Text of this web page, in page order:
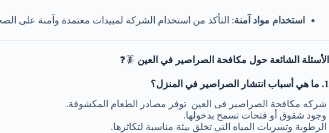
استخدام مواد آمنة: التأكد من استخدام الشركة لمبيدات معتمدة وآمنة على
الأسئلة الشائعة حول مكافحة الصراصير في العين
1. ما هي أسباب انتشار الصراصير في المنزل؟
شركه مكافحة الصراصير فى العين توفر مصادر الطعام المكشوفة.
وجود شقوق أو فتحات تسمح بدخولها.
الرطوبة وتسربات المياه التي تخلق بيئة مناسبة لتكاثرها.